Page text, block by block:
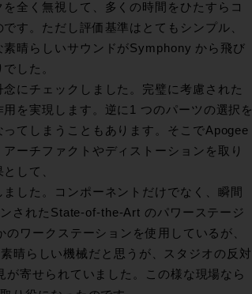
全く無視して、多くの時間をひたすらコ
す。ただし評価基準はとてもシンプル、
晴らしいサウンドがSymphony から飛び
した。
にチェックしました。完璧に考慮された
を実現します。逆に1 つのパーツの選択を
てしまうこともあります。そこでApogee
ーチファクトやディストーションを取り
して、
した。コンポーネントだけでなく、瞬間
されたState-of-the-Art のパワーステージ
ワークステーションを使用しているが、
晴らしい機械だと思うが、スタジオの反対
寄せられていました。この様な現場なら